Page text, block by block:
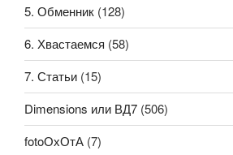
5. Обменник (128)
6. Хвастаемся (58)
7. Статьи (15)
Dimensions или ВД7 (506)
fotoОхОтА (7)